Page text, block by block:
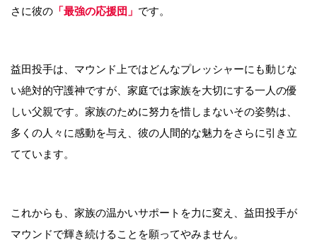
さに彼の 「最強の応援団」 です。
益田投手は、マウンド上ではどんなプレッシャーにも動じな
い絶対的守護神ですが、家庭では家族を大切にする一人の優
しい父親です。家族のために努力を惜しまないその姿勢は、
多くの人々に感動を与え、彼の人間的な魅力をさらに引き立
てています。
これからも、家族の温かいサポートを力に変え、益田投手が
マウンドで輝き続けることを願ってやみません。